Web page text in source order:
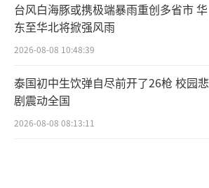
台风白海豚或携极端暴雨重创多省市 华
东至华北将掀强风雨
2026-08-08 10:48:39
泰国初中生饮弹自尽前开了26枪 校园悲
剧震动全国
2026-08-08 08:13:11